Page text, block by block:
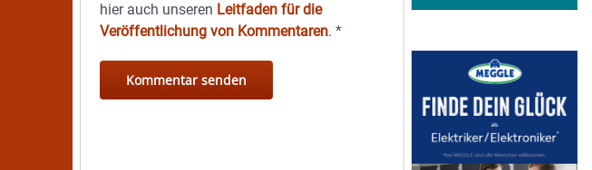
hier auch unseren Leitfaden für die
Veröffentlichung von Kommentaren.*